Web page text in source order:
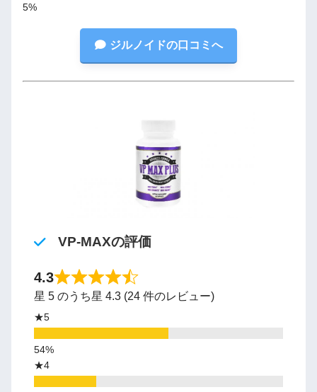
ジルノイドの口コミへ
VP-MAXの評価
4.3
星 5 のうち星 4.3 (24 件のレビュー)
★5
★4